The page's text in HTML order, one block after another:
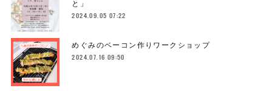
と」
2024.09.05 07:22
めぐみのベーコン作りワークショップ
2024.07.16 09:50